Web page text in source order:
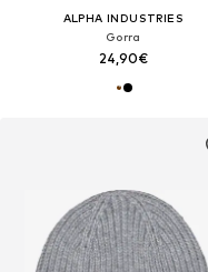
ALPHA INDUSTRIES
Gorra
24,90€